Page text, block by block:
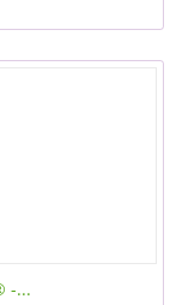
-...